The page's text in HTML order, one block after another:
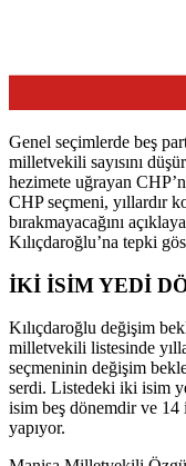
Genel seçimlerde beş
milletvekili sayısını
hezimete uğrayan
CHP seçmeni, yıllardır
bırakmayacağını
Kılıçdaroğlu’na tepki
İKİ İSİM YEDİ
Kılıçdaroğlu değişim
milletvekili listesinde
seçmeninin değişim
serdi. Listedeki iki isim
isim beş dönemdir ve
yapıyor.